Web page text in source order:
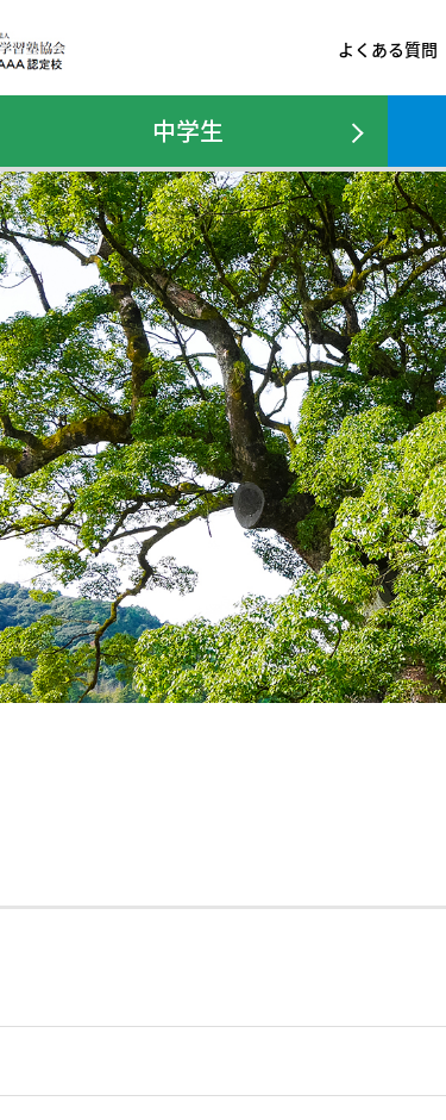
よくある質問
中学生
SIオンライン英会話